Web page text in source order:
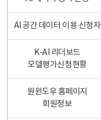
AI 공간 데이터 이용 신청자
K-AI 리더보드
모델평가신청현황
원윈도우 홈페이지
회원정보